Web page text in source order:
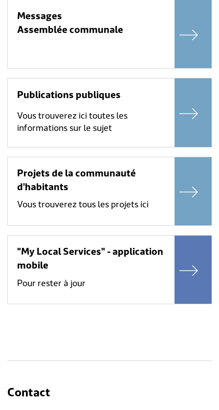
Messages
Assemblée communale
Publications publiques
Vous trouverez ici toutes les
informations sur le sujet
Projets de la communauté
d'habitants
Vous trouverez tous les projets ici
"My Local Services" - application
mobile
Pour rester à jour
Contact